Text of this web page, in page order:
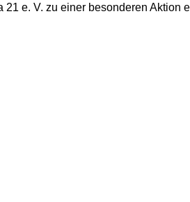
e. V. zu einer besonderen Aktion